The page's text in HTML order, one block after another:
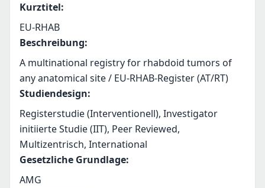
Kurztitel:
EU-RHAB
Beschreibung:
A multinational registry for rhabdoid tumors of
any anatomical site / EU-RHAB-Register (AT/RT)
Studiendesign:
Registerstudie (Interventionell), Investigator
initiierte Studie (IIT), Peer Reviewed,
Multizentrisch, International
Gesetzliche Grundlage:
AMG